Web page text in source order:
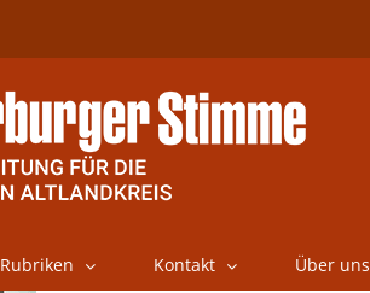
Rubriken Kontakt Über uns